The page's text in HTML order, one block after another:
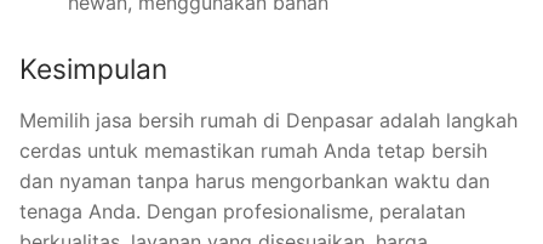
Kesimpulan
Memilih jasa bersih rumah di Denpasar adalah langkah
cerdas untuk memastikan rumah Anda tetap bersih
dan nyaman tanpa harus mengorbankan waktu dan
tenaga Anda. Dengan profesionalisme, peralatan